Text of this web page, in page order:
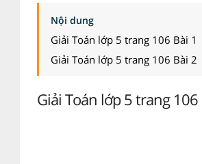
Nội dung
Giải Toán lớp 5 trang 106 Bài 1
Giải Toán lớp 5 trang 106 Bài 2
Giải Toán lớp 5 trang